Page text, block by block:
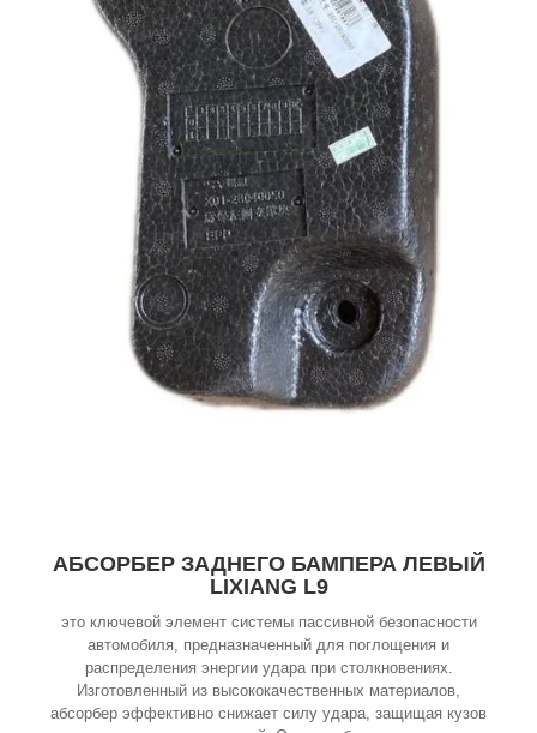
АБСОРБЕР ЗАДНЕГО БАМПЕРА ЛЕВЫЙ
LIXIANG L9
это ключевой элемент системы пассивной безопасности
автомобиля, предназначенный для поглощения и
распределения энергии удара при столкновениях.
Изготовленный из высококачественных материалов,
абсорбер эффективно снижает силу удара, защищая кузов